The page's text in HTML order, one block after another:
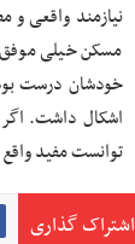
مسکن خیلی موفق
خودشان درست
اشکال داشت.
توانست مفید
اشتراک گذاری